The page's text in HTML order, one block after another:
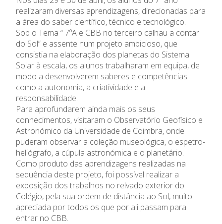
Ofertas de emprego
Regulamentos
Jornal “O Coreto”
Privacidade
Academia de Línguas
Ensino Profissional
Ofertas de Emprego
Ano Letivo
Admissão
Informações
APEE
Notícias
realizaram diversas aprendizagens, direcionadas para
a área do saber científico, técnico e tecnológico.
Sob o Tema “ 7ºA e CBB no terceiro calhau a contar
do Sol” e assente num projeto ambicioso, que
consistia na elaboração dos planetas do Sistema
Solar à escala, os alunos trabalharam em equipa, de
modo a desenvolverem saberes e competências
como a autonomia, a criatividade e a
responsabilidade.
Para aprofundarem ainda mais os seus
conhecimentos, visitaram o Observatório Geofísico e
Astronómico da Universidade de Coimbra, onde
puderam observar a coleção museológica, o espetro-
heliógrafo, a cúpula astronómica e o planetário.
Como produto das aprendizagens realizadas na
sequência deste projeto, foi possível realizar a
exposição dos trabalhos no relvado exterior do
Colégio, pela sua ordem de distância ao Sol, muito
apreciada por todos os que por ali passam para
entrar no CBB.